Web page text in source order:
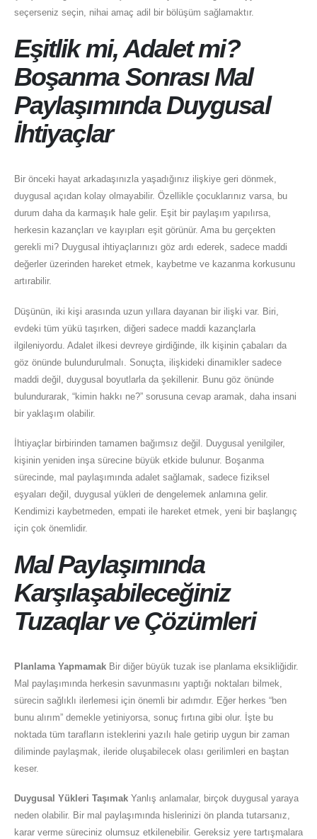
seçerseniz seçin, nihai amaç adil bir bölüşüm sağlamaktır.
Eşitlik mi, Adalet mi?
Boşanma Sonrası Mal
Paylaşımında Duygusal
İhtiyaçlar
Bir önceki hayat arkadaşınızla yaşadığınız ilişkiye geri dönmek,
duygusal açıdan kolay olmayabilir. Özellikle çocuklarınız varsa, bu
durum daha da karmaşık hale gelir. Eşit bir paylaşım yapılırsa,
herkesin kazançları ve kayıpları eşit görünür. Ama bu gerçekten
gerekli mi? Duygusal ihtiyaçlarınızı göz ardı ederek, sadece maddi
değerler üzerinden hareket etmek, kaybetme ve kazanma korkusunu
artırabilir.
Düşünün, iki kişi arasında uzun yıllara dayanan bir ilişki var. Biri,
evdeki tüm yükü taşırken, diğeri sadece maddi kazançlarla
ilgileniyordu. Adalet ilkesi devreye girdiğinde, ilk kişinin çabaları da
göz önünde bulundurulmalı. Sonuçta, ilişkideki dinamikler sadece
maddi değil, duygusal boyutlarla da şekillenir. Bunu göz önünde
bulundurarak, “kimin hakkı ne?” sorusuna cevap aramak, daha insani
bir yaklaşım olabilir.
İhtiyaçlar birbirinden tamamen bağımsız değil. Duygusal yenilgiler,
kişinin yeniden inşa sürecine büyük etkide bulunur. Boşanma
sürecinde, mal paylaşımında adalet sağlamak, sadece fiziksel
eşyaları değil, duygusal yükleri de dengelemek anlamına gelir.
Kendimizi kaybetmeden, empati ile hareket etmek, yeni bir başlangıç
için çok önemlidir.
Mal Paylaşımında
Karşılaşabileceğiniz
Tuzaqlar ve Çözümleri
Planlama Yapmamak Bir diğer büyük tuzak ise planlama eksikliğidir.
Mal paylaşımında herkesin savunmasını yaptığı noktaları bilmek,
sürecin sağlıklı ilerlemesi için önemli bir adımdır. Eğer herkes “ben
bunu alırım” demekle yetiniyorsa, sonuç fırtına gibi olur. İşte bu
noktada tüm tarafların isteklerini yazılı hale getirip uygun bir zaman
diliminde paylaşmak, ileride oluşabilecek olası gerilimleri en baştan
keser.
Duygusal Yükleri Taşımak Yanlış anlamalar, birçok duygusal yaraya
neden olabilir. Bir mal paylaşımında hislerinizi ön planda tutarsanız,
karar verme süreciniz olumsuz etkilenebilir. Gereksiz yere tartışmalara